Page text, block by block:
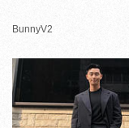
BunnyV2